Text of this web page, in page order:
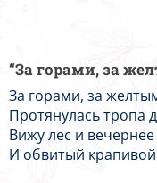
“За горами, за
За горами, за
Протянулась тропа
Вижу лес и
И обвитый